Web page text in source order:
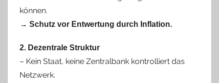
können.
→ Schutz vor Entwertung durch Inflation.
2. Dezentrale Struktur
– Kein Staat, keine Zentralbank kontrolliert das
Netzwerk.